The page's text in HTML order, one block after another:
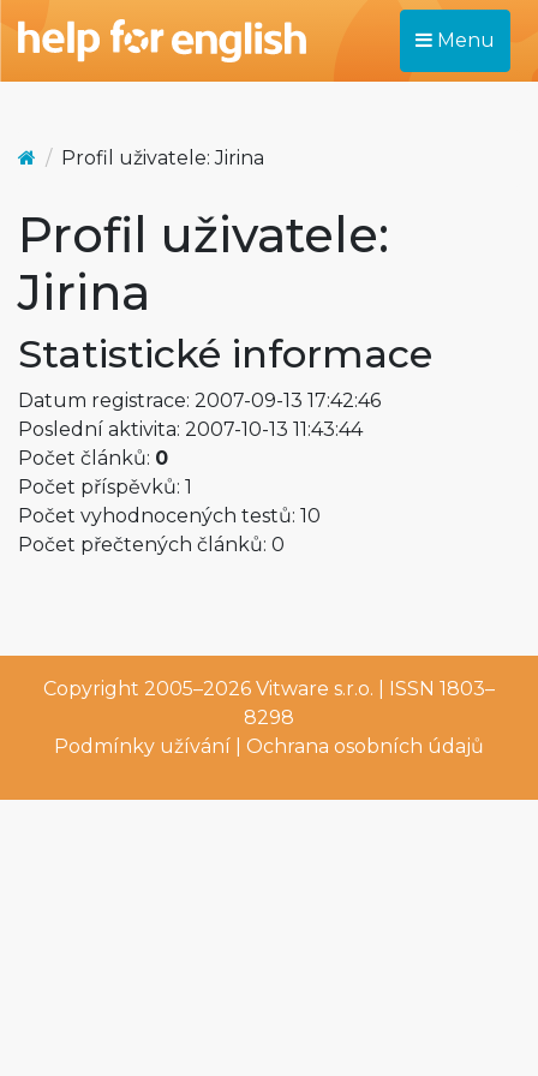
Menu
Profil uživatele: Jirina
Profil uživatele:
Jirina
Statistické informace
Datum registrace: 2007-09-13 17:42:46
Poslední aktivita: 2007-10-13 11:43:44
Počet článků: 0
Počet příspěvků: 1
Počet vyhodnocených testů: 10
Počet přečtených článků: 0
Copyright 2005–2026 Vitware s.r.o. | ISSN 1803–
8298
Podmínky užívání
Ochrana osobních údajů